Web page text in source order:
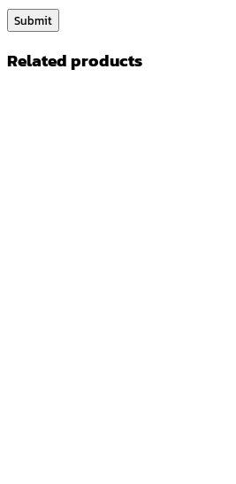
Related products